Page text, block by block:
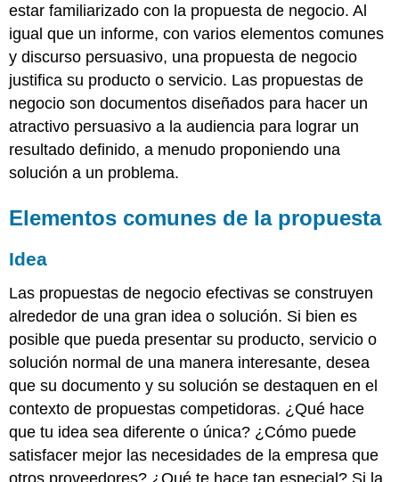
estar familiarizado con la propuesta de negocio. Al
igual que un informe, con varios elementos comunes
y discurso persuasivo, una propuesta de negocio
justifica su producto o servicio. Las propuestas de
negocio son documentos diseñados para hacer un
atractivo persuasivo a la audiencia para lograr un
resultado definido, a menudo proponiendo una
solución a un problema.
Elementos comunes de la propuesta
Idea
Las propuestas de negocio efectivas se construyen
alrededor de una gran idea o solución. Si bien es
posible que pueda presentar su producto, servicio o
solución normal de una manera interesante, desea
que su documento y su solución se destaquen en el
contexto de propuestas competidoras. ¿Qué hace
que tu idea sea diferente o única? ¿Cómo puede
satisfacer mejor las necesidades de la empresa que